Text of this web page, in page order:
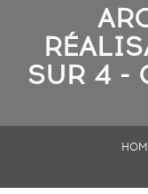
SUR 4 -